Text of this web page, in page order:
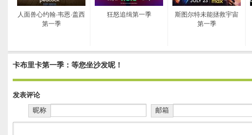
人面兽心约翰·韦恩·盖西
第一季
狂怒追缉第一季
斯图尔特未能拯救宇宙
第一季
卡布里卡第一季：等您坐沙发呢！
发表评论
昵称
邮箱